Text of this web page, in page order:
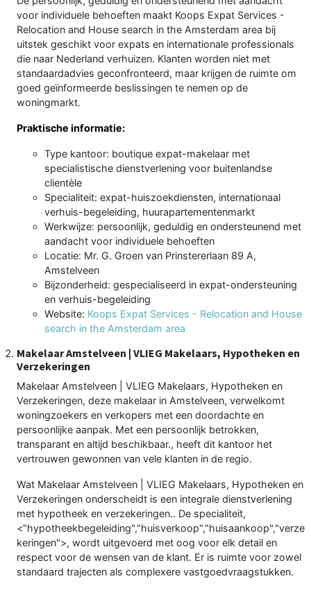
voor individuele behoeften maakt Koops Expat Services -
Relocation and House search in the Amsterdam area bij
uitstek geschikt voor expats en internationale professionals
die naar Nederland verhuizen. Klanten worden niet met
standaardadvies geconfronteerd, maar krijgen de ruimte om
goed geïnformeerde beslissingen te nemen op de
woningmarkt.
Praktische informatie:
Type kantoor: boutique expat-makelaar met
specialistische dienstverlening voor buitenlandse
clientèle
Specialiteit: expat-huiszoekdiensten, internationaal
verhuis-begeleiding, huurapartementenmarkt
Werkwijze: persoonlijk, geduldig en ondersteunend met
aandacht voor individuele behoeften
Locatie: Mr. G. Groen van Prinstererlaan 89 A,
Amstelveen
Bijzonderheid: gespecialiseerd in expat-ondersteuning
en verhuis-begeleiding
Website: Koops Expat Services - Relocation and House
search in the Amsterdam area
Makelaar Amstelveen | VLIEG Makelaars, Hypotheken en
Verzekeringen
Makelaar Amstelveen | VLIEG Makelaars, Hypotheken en
Verzekeringen, deze makelaar in Amstelveen, verwelkomt
woningzoekers en verkopers met een doordachte en
persoonlijke aanpak. Met een persoonlijk betrokken,
transparant en altijd beschikbaar., heeft dit kantoor het
vertrouwen gewonnen van vele klanten in de regio.
Wat Makelaar Amstelveen | VLIEG Makelaars, Hypotheken en
Verzekeringen onderscheidt is een integrale dienstverlening
met hypotheek en verzekeringen.. De specialiteit,
<"hypotheekbegeleiding","huisverkoop","huisaankoop","verze
keringen">, wordt uitgevoerd met oog voor elk detail en
respect voor de wensen van de klant. Er is ruimte voor zowel
standaard trajecten als complexere vastgoedvraagstukken.